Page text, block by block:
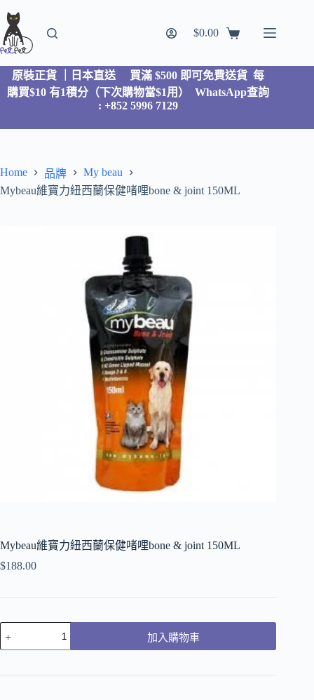
$0.00
原裝正貨 ｜日本直送
買滿 $500 即可免費送貨 每
購買$10 有1積分（下次購物當$1用）WhatsApp查詢
: +852 5996 7129
Home 品牌
My beau
Mybeau維寶力紐西蘭保健啫哩bone & joint 150ML
Mybeau維寶力紐西蘭保健啫哩bone & joint 150ML
$188.00
加入購物車